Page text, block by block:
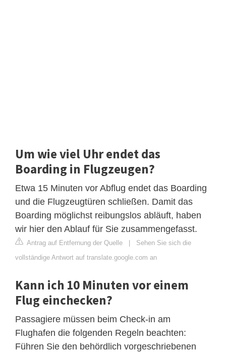
Um wie viel Uhr endet das
Boarding in Flugzeugen?
Etwa 15 Minuten vor Abflug endet das Boarding
und die Flugzeugtüren schließen. Damit das
Boarding möglichst reibungslos abläuft, haben
wir hier den Ablauf für Sie zusammengefasst.
Antrag auf Entfernung der Quelle | Sehen Sie sich die
vollständige Antwort auf translate.google.com an
Kann ich 10 Minuten vor einem
Flug einchecken?
Passagiere müssen beim Check-in am
Flughafen die folgenden Regeln beachten:
Führen Sie den behördlich vorgeschriebenen